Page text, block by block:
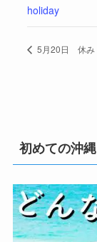
holiday
5月20日 休み
初めての沖